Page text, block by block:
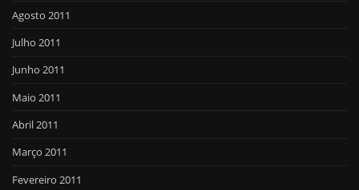
Agosto 2011
Julho 2011
Junho 2011
Maio 2011
Abril 2011
Março 2011
Fevereiro 2011